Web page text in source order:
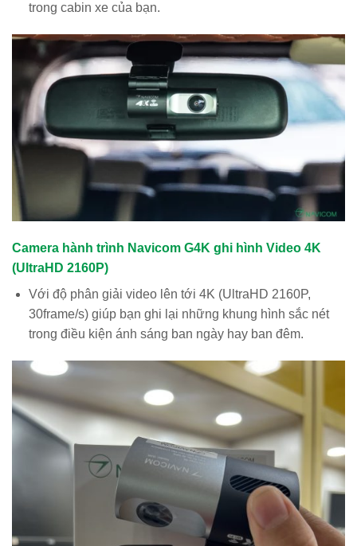
trong cabin xe của bạn.
Camera hành trình Navicom G4K ghi hình Video 4K
(UltraHD 2160P)
Với độ phân giải video lên tới 4K (UltraHD 2160P,
30frame/s) giúp bạn ghi lại những khung hình sắc nét
trong điều kiện ánh sáng ban ngày hay ban đêm.